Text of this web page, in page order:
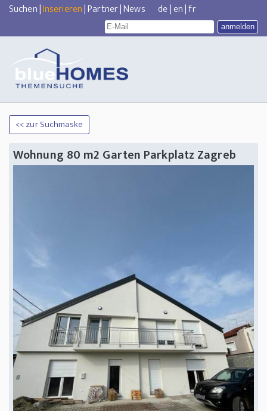
Suchen|Inserieren|Partner|News de|en|fr
<< zur Suchmaske
Wohnung 80 m2 Garten Parkplatz Zagreb